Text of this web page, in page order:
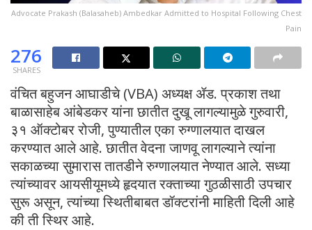
Advocate Prakash (Balasaheb) Ambedkar Admitted to Hospital Following Chest
Pain
276
SHARES
वंचित बहुजन आघाडीचे (VBA) अध्यक्ष ॲड. प्रकाश तथा
बाळासाहेब आंबेडकर यांना छातीत दुखू लागल्यामुळे गुरुवारी,
३१ ऑक्टोबर रोजी, पुण्यातील एका रुग्णालयात दाखल
करण्यात आले आहे. छातीत वेदना जाणवू लागल्याने त्यांना
सकाळच्या सुमारास तातडीने रुग्णालयात नेण्यात आले. सध्या
त्यांच्यावर आयसीयूमध्ये हृदयात रक्ताच्या गुठळीसाठी उपचार
सुरू असून, त्यांच्या स्थितीबाबत डॉक्टरांनी माहिती दिली आहे
की ती स्थिर आहे.